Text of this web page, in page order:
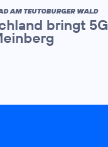
AM TEUTOBURGER WALD
bringt 5G